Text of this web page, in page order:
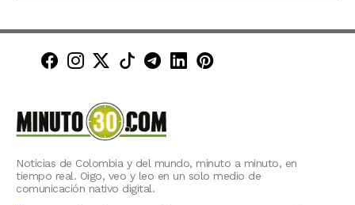
Minuto30 en Facebook
Minuto30 en Instagram
Minuto30 en X (Twitter)
Minuto30 en TikTok
Canal de Minuto30 en
Minuto30 en LinkedIn
Minuto30 en
Noticias de Colombia y del mundo, minuto a minuto, en
tiempo real. Oigo, veo y leo en un solo medio de
comunicación nativo digital.